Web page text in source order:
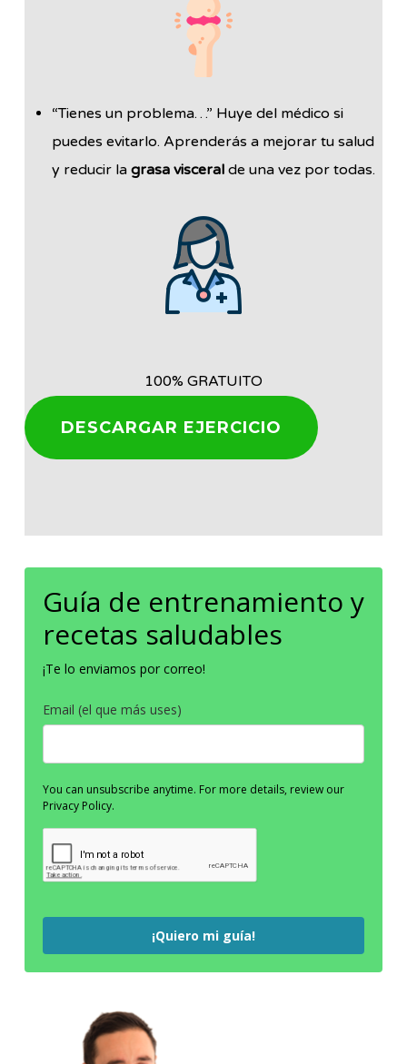
“Tienes un problema…” Huye del médico si
puedes evitarlo. Aprenderás a mejorar tu salud
y reducir lagrasa visceral de una vez por todas.
100% GRATUITO
DESCARGAR EJERCICIO
Guía de entrenamiento y
recetas saludables
¡Te lo enviamos por correo!
Email (el que más uses)
You can unsubscribe anytime. For more details, review our
Privacy Policy.
¡Quiero mi guía!